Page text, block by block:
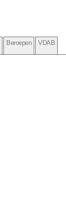
Beroepen VDAB